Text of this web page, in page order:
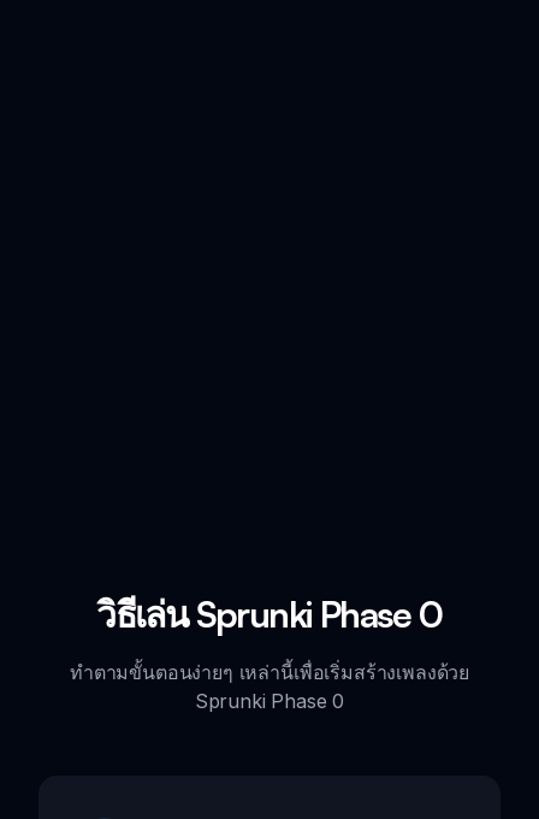
วิธีเล่น Sprunki Phase 0
ทำตามขั้นตอนง่ายๆ เหล่านี้เพื่อเริ่มสร้างเพลงด้วย
Sprunki Phase 0